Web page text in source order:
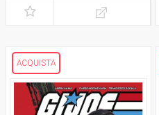
ACQUISTA